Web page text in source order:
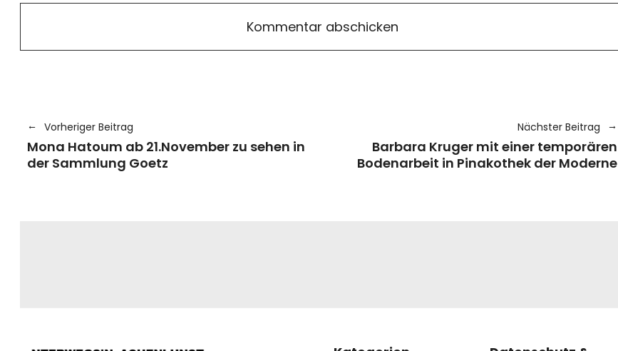
Vorheriger Beitrag
Mona Hatoum ab 21.November zu sehen in
der Sammlung Goetz
Nächster Beitrag
Barbara Kruger mit einer temporären
Bodenarbeit in Pinakothek der Moderne